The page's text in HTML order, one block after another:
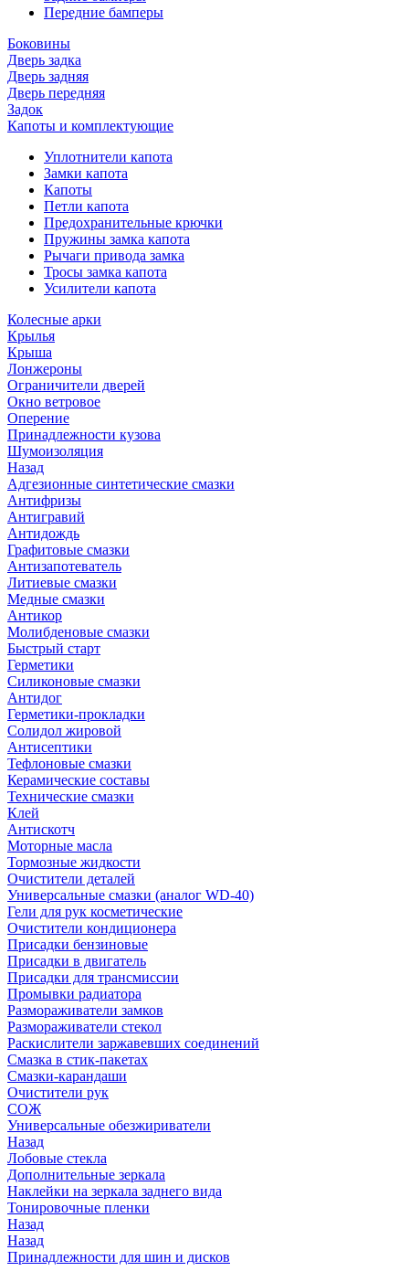
Передние бамперы
Боковины
Дверь задка
Дверь задняя
Дверь передняя
Задок
Капоты и комплектующие
Уплотнители капота
Замки капота
Капоты
Петли капота
Предохранительные крючки
Пружины замка капота
Рычаги привода замка
Тросы замка капота
Усилители капота
Колесные арки
Крылья
Крыша
Лонжероны
Ограничители дверей
Окно ветровое
Оперение
Принадлежности кузова
Шумоизоляция
Назад
Адгезионные синтетические смазки
Антифризы
Антигравий
Антидождь
Графитовые смазки
Антизапотеватель
Литиевые смазки
Медные смазки
Антикор
Молибденовые смазки
Быстрый старт
Герметики
Силиконовые смазки
Антидог
Герметики-прокладки
Солидол жировой
Антисептики
Тефлоновые смазки
Керамические составы
Технические смазки
Клей
Антискотч
Моторные масла
Тормозные жидкости
Очистители деталей
Универсальные смазки (аналог WD-40)
Гели для рук косметические
Очистители кондиционера
Присадки бензиновые
Присадки в двигатель
Присадки для трансмиссии
Промывки радиатора
Размораживатели замков
Размораживатели стекол
Раскислители заржавевших соединений
Смазка в стик-пакетах
Смазки-карандаши
Очистители рук
СОЖ
Универсальные обезжириватели
Назад
Лобовые стекла
Дополнительные зеркала
Наклейки на зеркала заднего вида
Тонировочные пленки
Назад
Назад
Принадлежности для шин и дисков